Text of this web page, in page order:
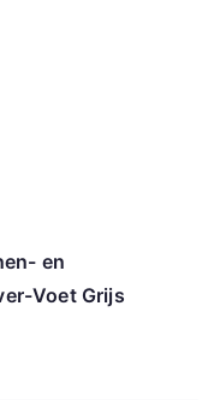
en
Voet Grijs